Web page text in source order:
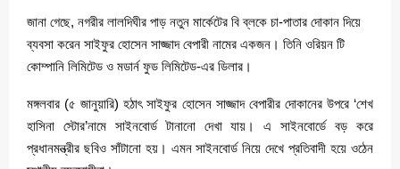
জানা গেছে, নগরীর লালদিঘীর পাড় নতুন মার্কেটের বি ব্লকে চা-পাতার দোকান দিয়ে
ব্যবসা করেন সাইফুর হোসেন সাজ্জাদ বেপারী নামের একজন। তিনি ওরিয়ন টি
কোম্পানি লিমিটেড ও মডার্ন ফুড লিমিটেড-এর ডিলার।
মঙ্গলবার (৫ জানুয়ারি) হঠাৎ সাইফুর হোসেন সাজ্জাদ বেপারীর দোকানের উপরে ‘শেখ
হাসিনা স্টোর’নামে সাইনবোর্ড টানানো দেখা যায়। এ সাইনবোর্ডে বড় করে
প্রধানমন্ত্রীর ছবিও সাঁটানো হয়। এমন সাইনবোর্ড নিয়ে দেখে প্রতিবাদী হয়ে ওঠেন